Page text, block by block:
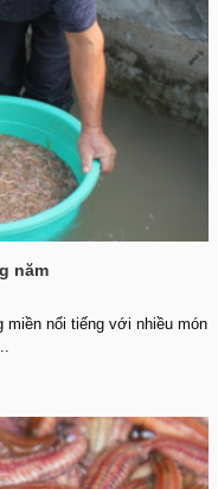
năm
miền nổi tiếng với nhiều món